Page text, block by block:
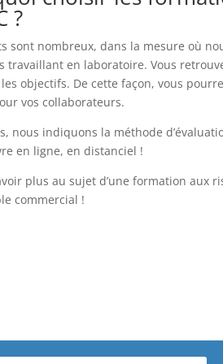
?
sont nombreux, dans la mesure où
travaillant en laboratoire. Vous
objectifs. De cette façon, vous
vos collaborateurs.
nous indiquons la méthode
en ligne, en distanciel !
plus au sujet d’une formation aux
commercial !